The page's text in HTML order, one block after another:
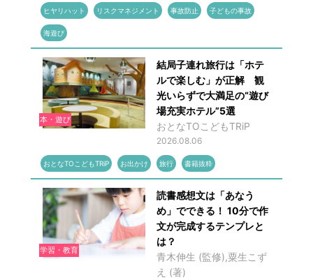
ヒヤリハット リスクマネジメント 事故防止 子どもの事故
海遊び
本・遊び
結局子連れ旅行は「ホテ
ルで楽しむ」が正解 観
光いらずで大満足の“遊び
場充実ホテル”5選
おとなTOこどもTRiP
2026.08.06
おとなTOこどもTRiP お出かけ 旅行 書籍抜粋
学習・教育
読書感想文は「あなう
め」でできる！ 10分で作
文が完成するテンプレと
は？
青木伸生 (監修),粟生こず
え (著)